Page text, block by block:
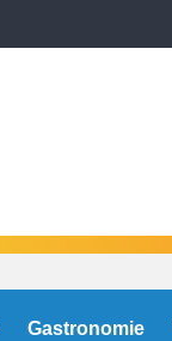
Gastronomie